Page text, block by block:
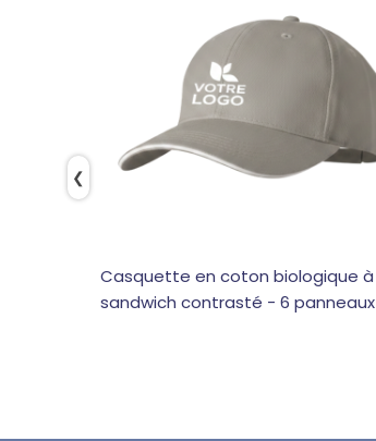
Casquette en coton biologique à
sandwich contrasté - 6 panneaux
❮